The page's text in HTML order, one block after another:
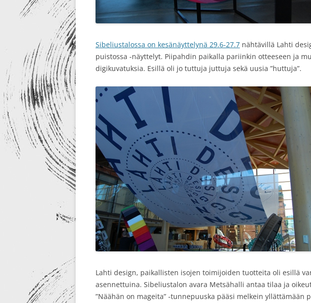
Sibeliustalossa on kesänäyttelynä 29.6-27.7 nähtävillä Lahti
puistossa -näyttelyt. Piipahdin paikalla pariinkin otteeseen ja
digikuvatuksia. Esillä oli jo tuttuja juttuja sekä uusia ”huttuja”.
Lahti design, paikallisten isojen toimijoiden tuotteita oli esillä
asennettuina. Sibeliustalon avara Metsähalli antaa tilaa ja
”Näähän on mageita” -tunnepuuska pääsi melkein yllättämään